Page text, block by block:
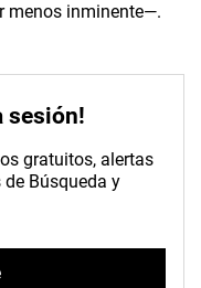
menos inminente—.
sesión!
gratuitos, alertas
Búsqueda y